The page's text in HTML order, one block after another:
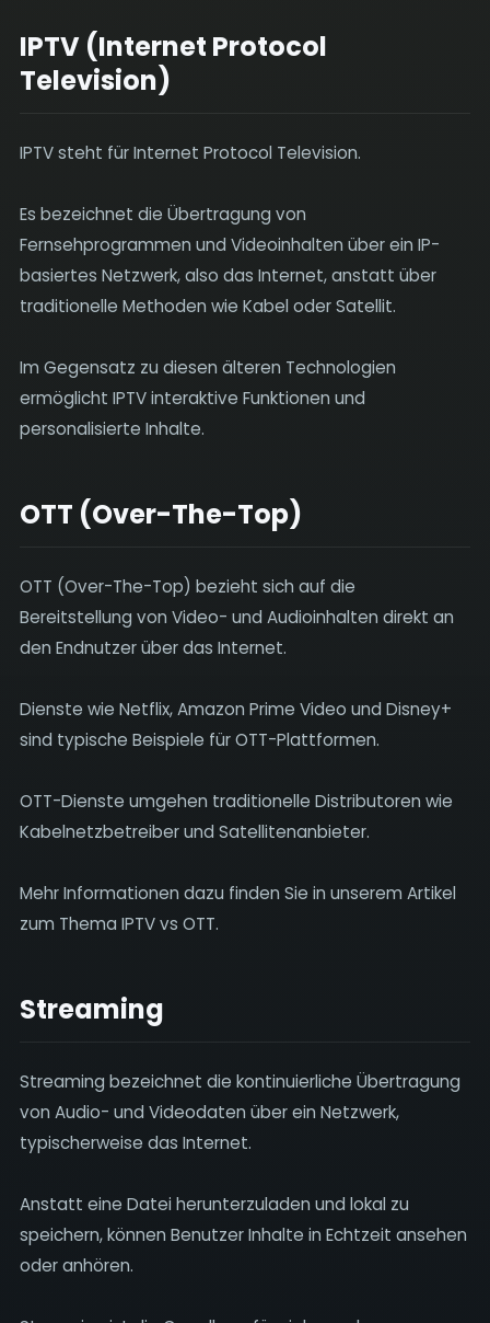
IPTV (Internet Protocol
Television)
IPTV steht für Internet Protocol Television.
Es bezeichnet die Übertragung von
Fernsehprogrammen und Videoinhalten über ein IP-
basiertes Netzwerk, also das Internet, anstatt über
traditionelle Methoden wie Kabel oder Satellit.
Im Gegensatz zu diesen älteren Technologien
ermöglicht IPTV interaktive Funktionen und
personalisierte Inhalte.
OTT (Over-The-Top)
OTT (Over-The-Top) bezieht sich auf die
Bereitstellung von Video- und Audioinhalten direkt an
den Endnutzer über das Internet.
Dienste wie Netflix, Amazon Prime Video und Disney+
sind typische Beispiele für OTT-Plattformen.
OTT-Dienste umgehen traditionelle Distributoren wie
Kabelnetzbetreiber und Satellitenanbieter.
Mehr Informationen dazu finden Sie in unserem Artikel
zum Thema IPTV vs OTT.
Streaming
Streaming bezeichnet die kontinuierliche Übertragung
von Audio- und Videodaten über ein Netzwerk,
typischerweise das Internet.
Anstatt eine Datei herunterzuladen und lokal zu
speichern, können Benutzer Inhalte in Echtzeit ansehen
oder anhören.